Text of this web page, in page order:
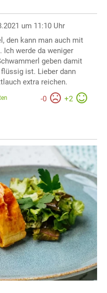
um 11:10 Uhr
den kann man auch mit
Ich werde da weniger
geben damit
ist. Lieber dann
extra reichen.
-0 +2